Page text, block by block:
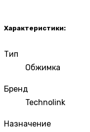
Характеристики:
Тип
Обжимка
Бренд
Technolink
Назначение